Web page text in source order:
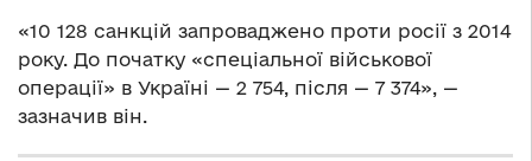
«10 128 санкцій запроваджено проти росії з 2014
року. До початку «спеціальної військової
операції» в Україні — 2 754, після — 7 374», —
зазначив він.